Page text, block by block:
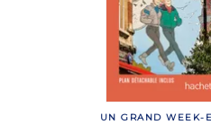
UN GRAND WEEK-